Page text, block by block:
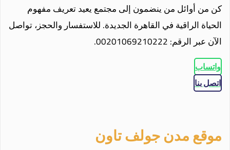
كن من أوائل من ينضمون إلى مجتمع يعيد تعريف مفهوم
الحياة الراقية في القاهرة الجديدة. للاستفسار والحجز، تواصل
الآن عبر الرقم: 00201069210222.
واتساب
اتصل بنا
موقع مدن جولف تاون